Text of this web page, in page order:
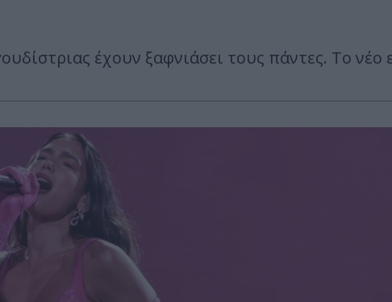
έχουν ξαφνιάσει τους πάντες. Το